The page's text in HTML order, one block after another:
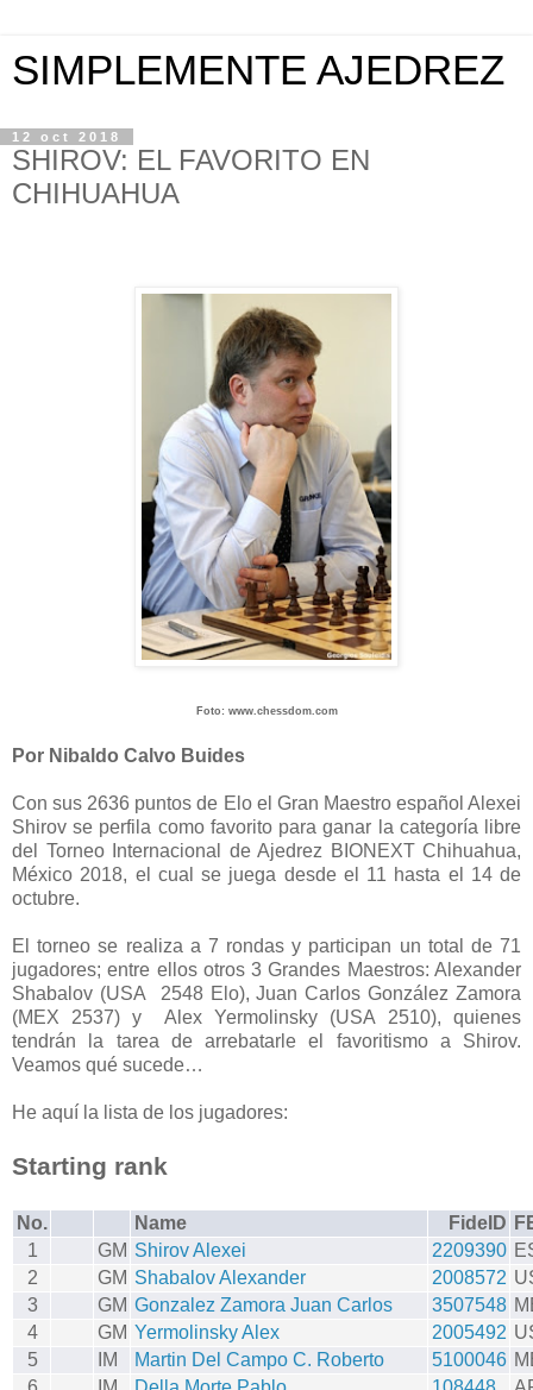
SIMPLEMENTE AJEDREZ
12 oct 2018
SHIROV: EL FAVORITO EN
CHIHUAHUA
Foto: www.chessdom.com
Por Nibaldo Calvo Buides
Con sus 2636 puntos de Elo el Gran Maestro español Alexei
Shirov se perfila como favorito para ganar la categoría libre
del Torneo Internacional de Ajedrez BIONEXT Chihuahua,
México 2018, el cual se juega desde el 11 hasta el 14 de
octubre.
El torneo se realiza a 7 rondas y participan un total de 71
jugadores; entre ellos otros 3 Grandes Maestros: Alexander
Shabalov (USA 2548 Elo), Juan Carlos González Zamora
(MEX 2537) y Alex Yermolinsky (USA 2510), quienes
tendrán la tarea de arrebatarle el favoritismo a Shirov.
Veamos qué sucede…
He aquí la lista de los jugadores:
Starting rank
No. Name FideID
1
GM Shirov Alexei 2209390
2
GM Shabalov Alexander 2008572
3
GM Gonzalez Zamora Juan Carlos 3507548
4
GM Yermolinsky Alex 2005492
5
IM Martin Del Campo C. Roberto 5100046